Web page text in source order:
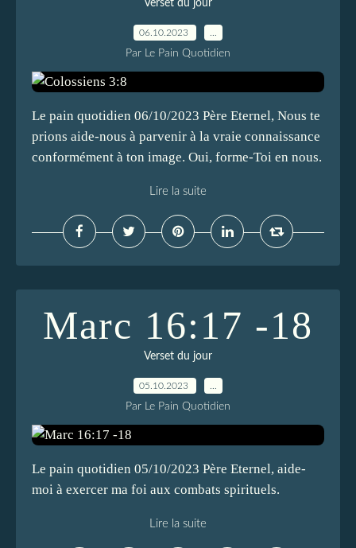
Verset du jour
06.10.2023
Par Le Pain Quotidien
Le pain quotidien 06/10/2023 Père Eternel, Nous te
prions aide-nous à parvenir à la vraie connaissance
conformément à ton image. Oui, forme-Toi en nous.
Lire la suite
Marc 16:17 -18
Verset du jour
05.10.2023
Par Le Pain Quotidien
Le pain quotidien 05/10/2023 Père Eternel, aide-
moi à exercer ma foi aux combats spirituels.
Lire la suite